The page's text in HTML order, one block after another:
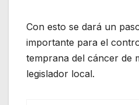
Con esto se dará un
importante para el
temprana del cáncer de
legislador local.